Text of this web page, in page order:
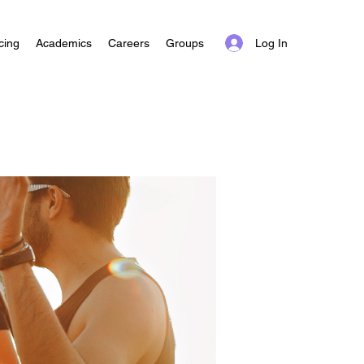
Academics Careers Groups Log In